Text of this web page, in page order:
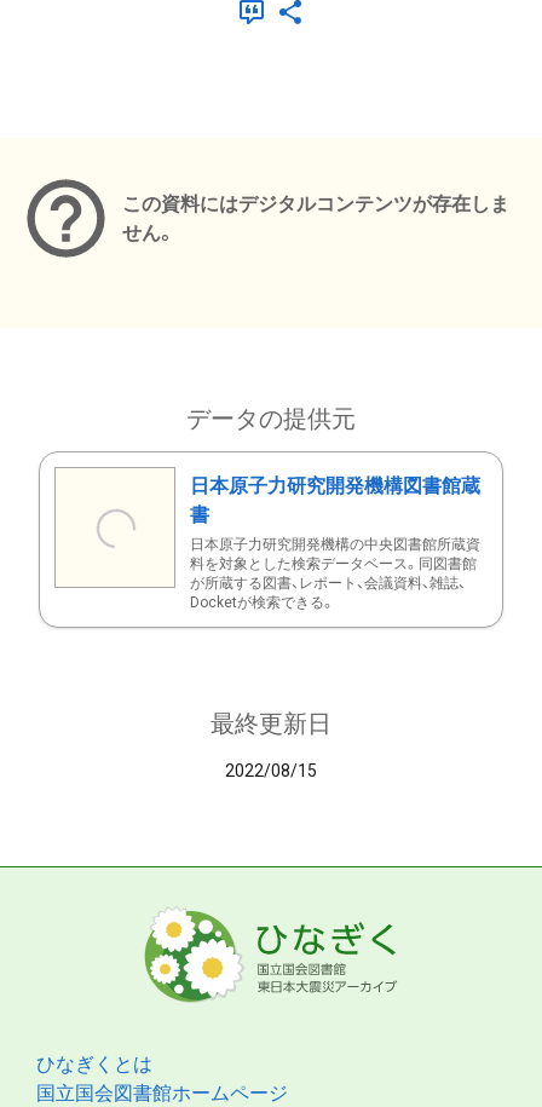
この資料にはデジタルコンテンツが存在しま
せん。
データの提供元
日本原子力研究開発機構図書館蔵
書
日本原子力研究開発機構の中央図書館所蔵資
料を対象とした検索データベース。同図書館
が所蔵する図書、レポート、会議資料、雑誌、
Docketが検索できる。
最終更新日
2022/08/15
ひなぎくとは
国立国会図書館ホームページ